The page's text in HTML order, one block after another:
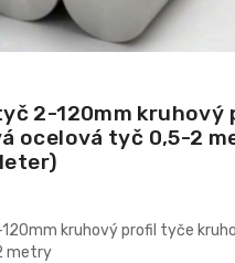
2-120mm kruhový
ocelová tyč 0,5-2
kruhový profil tyče
metry